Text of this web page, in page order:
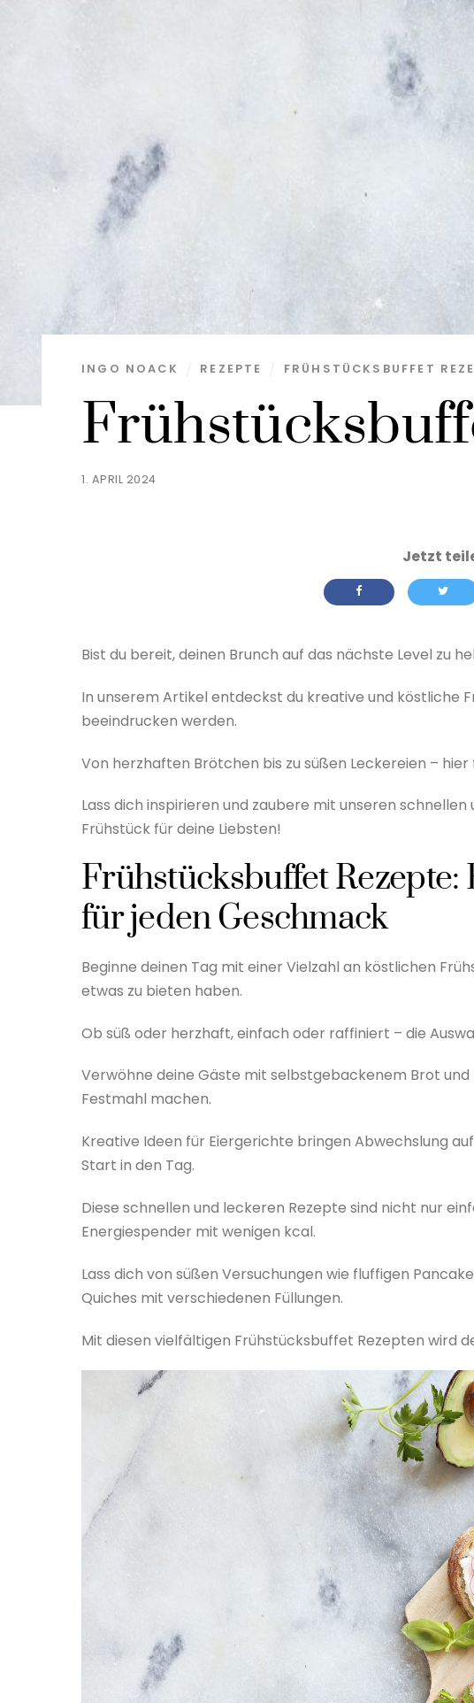
1. APRIL 2024
INGO NOACK REZEPTE FRÜHSTÜCKSBUFFET
Bist du bereit, deinen Brunch auf das nächste Level zu
In unserem Artikel entdeckst du kreative und köstliche
beeindrucken werden.
Von herzhaften Brötchen bis zu süßen Leckereien –
Lass dich inspirieren und zaubere mit unseren
Frühstück für deine Liebsten!
Frühstücksbuffet Rezepte:
für jeden Geschmack
Beginne deinen Tag mit einer Vielzahl an köstlichen
etwas zu bieten haben.
Ob süß oder herzhaft, einfach oder raffiniert – die
Verwöhne deine Gäste mit selbstgebackenem Brot
Festmahl machen.
Kreative Ideen für Eiergerichte bringen Abwechslung
Start in den Tag.
Diese schnellen und leckeren Rezepte sind nicht nur
Energiespender mit wenigen kcal.
Lass dich von süßen Versuchungen wie fluffigen
Quiches mit verschiedenen Füllungen.
Mit diesen vielfältigen Frühstücksbuffet Rezepten wird